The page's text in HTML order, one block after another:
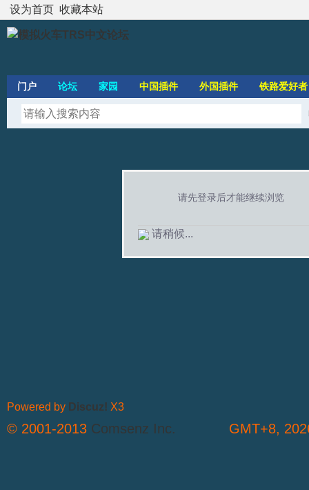
设为首页 收藏本站
门户 论坛 家园 中国插件 外国插件 铁路爱好者
请先登录后才能继续浏览
请稍候...
GMT+8,
Powered by Discuz! X3
© 2001-2013 Comsenz Inc.